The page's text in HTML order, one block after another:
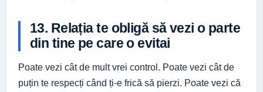
13. Relația te obligă să vezi o parte
din tine pe care o evitai
Poate vezi cât de mult vrei control. Poate vezi cât de
puțin te respecți când ți-e frică să pierzi. Poate vezi că